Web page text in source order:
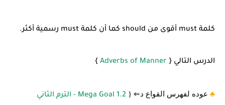
كلمة must أقوى من should كما أن كلمة must رسمية أكثر.
الدرس التالي { Adverbs of Manner
}
♣️ عوده لفهرس القواع د⇐
{ Mega Goal 1.2 - الترم الثاني